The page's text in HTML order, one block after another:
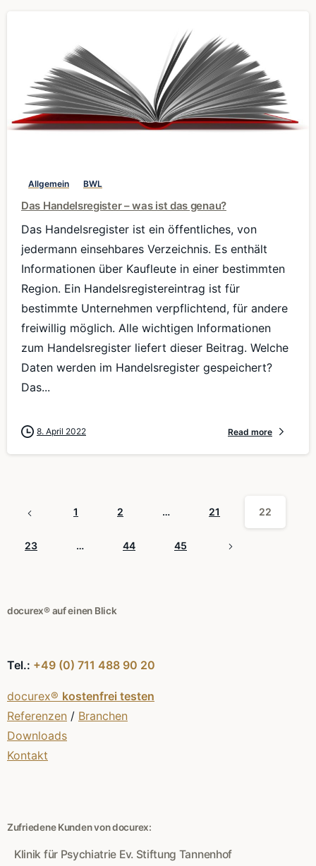
0
Allgemein BWL
Das Handelsregister – was ist das genau?
Das Handelsregister ist ein öffentliches, von
jedermann einsehbares Verzeichnis. Es enthält
Informationen über Kaufleute in einer bestimmten
Region. Ein Handelsregistereintrag ist für
bestimmte Unternehmen verpflichtend, für andere
freiwillig möglich. Alle wichtigen Informationen
zum Handelsregister liefert dieser Beitrag. Welche
Daten werden im Handelsregister gespeichert?
Das...
8. April 2022 Read more
1 2 … 21 22
23 … 44 45
docurex® auf einen Blick
Tel.: +49 (0) 711 488 90 20
docurex® kostenfrei testen
Referenzen / Branchen
Downloads
Kontakt
Zufriedene Kunden von docurex:
Klinik für Psychiatrie Ev. Stiftung Tannenhof